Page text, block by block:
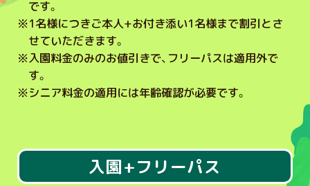
です。
※1名様につきご本人+お付き添い1名様まで割引とさ
せていただきます。
※入園料金のみのお値引きで、フリーパスは適用外で
す。
※シニア料金の適用には年齢確認が必要です。
入園+フリーパス